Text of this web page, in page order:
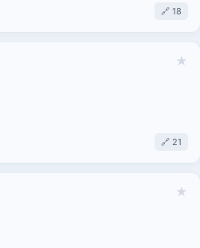
🔗 18
★
🔗 21
★